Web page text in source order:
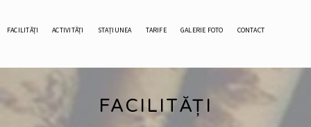
FACILITĂȚI ACTIVITĂȚI STAȚIUNEA TARIFE GALERIE FOTO CONTACT
FACILITĂȚI